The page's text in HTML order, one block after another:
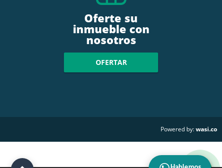
Oferte su
inmueble con
nosotros
OFERTAR
Powered by:wasi.co